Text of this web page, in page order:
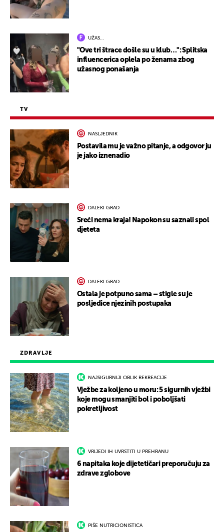
ZDRAVLJE
NAJSIGURNIJI OBLIK REKREACIJE
Vježbe za koljeno u moru: 5 sigurnih vježbi
koje mogu smanjiti bol i poboljšati
pokretljivost
VRIJEDI IH UVRSTITI U PREHRANU
6 napitaka koje dijetetičari preporučuju za
zdrave zglobove
PIŠE NUTRICIONISTICA
UŽAS…
"Ove tri štrace došle su u klub…": Splitska
influencerica oplela po ženama zbog
užasnog ponašanja
TV
NASLJEDNIK
Postavila mu je važno pitanje, a odgovor ju
je jako iznenadio
DALEKI GRAD
Sreći nema kraja! Napokon su saznali spol
djeteta
DALEKI GRAD
Ostala je potpuno sama – stigle su je
posljedice njezinih postupaka